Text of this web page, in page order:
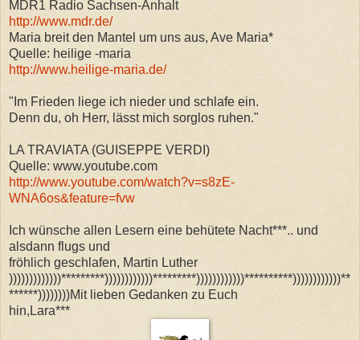
MDR1 Radio Sachsen-Anhalt
http://www.mdr.de/
Maria breit den Mantel um uns aus, Ave Maria*
Quelle: heilige -maria
http://www.heilige-maria.de/
"Im Frieden liege ich nieder und schlafe ein.
Denn du, oh Herr, lässt mich sorglos ruhen."
LA TRAVIATA (GUISEPPE VERDI)
Quelle: www.youtube.com
http://www.youtube.com/watch?v=s8zE-
WNA6os&feature=fvw
Ich wünsche allen Lesern eine behütete Nacht***.. und
alsdann flugs und
fröhlich geschlafen, Martin Luther
)))))))))))))*********))))))))))))*********))))))))))))**********))))))))))))**
******))))))))Mit lieben Gedanken zu Euch
hin,Lara***